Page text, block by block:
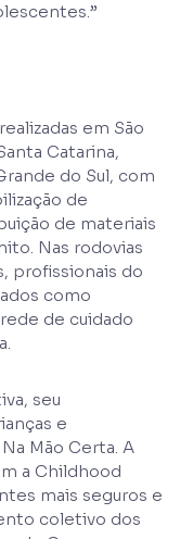
em São
Catarina,
do Sul, com
de
de materiais
Nas rodovias
profissionais do
como
de cuidado
seu
e
Mão Certa. A
a Childhood
mais seguros e
coletivo dos